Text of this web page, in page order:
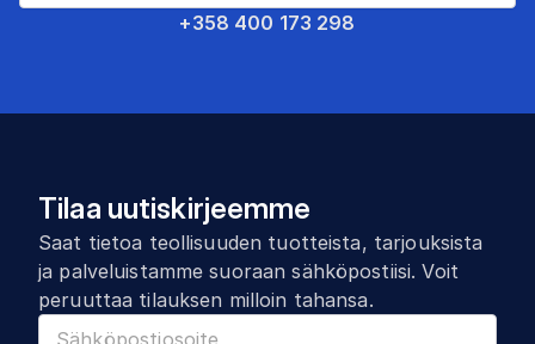
+358 400 173 298
Tilaa uutiskirjeemme
Saat tietoa teollisuuden tuotteista, tarjouksista
ja palveluistamme suoraan sähköpostiisi. Voit
peruuttaa tilauksen milloin tahansa.